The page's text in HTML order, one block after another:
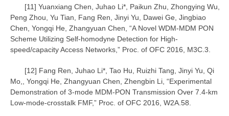
[11] Yuanxiang Chen, Juhao Li*, Paikun Zhu, Zhongying Wu,
Peng Zhou, Yu Tian, Fang Ren, Jinyi Yu, Dawei Ge, Jingbiao
Chen, Yongqi He, Zhangyuan Chen, “A Novel WDM-MDM PON
Scheme Utilizing Self-homodyne Detection for High-
speed/capacity Access Networks,” Proc. of OFC 2016, M3C.3.
[12] Fang Ren, Juhao Li*, Tao Hu, Ruizhi Tang, Jinyi Yu, Qi
Mo,, Yongqi He, Zhangyuan Chen, Zhengbin Li, “Experimental
Demonstration of 3-mode MDM-PON Transmission Over 7.4-km
Low-mode-crosstalk FMF,” Proc. of OFC 2016, W2A.58.